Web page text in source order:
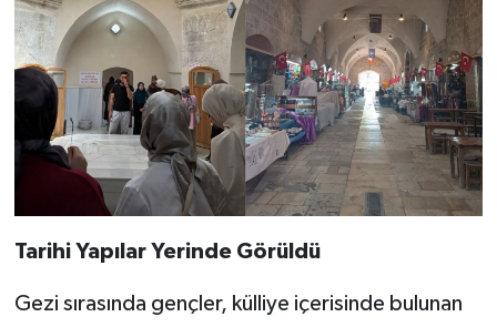
Tarihi Yapılar Yerinde Görüldü
Gezi sırasında gençler, külliye içerisinde bulunan